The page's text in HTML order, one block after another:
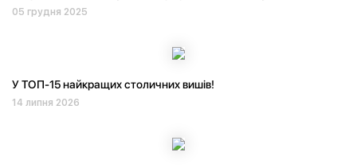
05 грудня 2025
У ТОП-15 найкращих столичних вишів!
14 липня 2026